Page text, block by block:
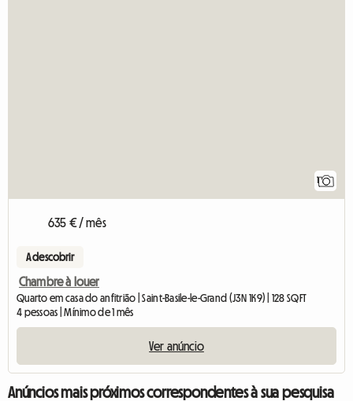
1
635 € / mês
A descobrir
Chambre à louer
Quarto em casa do anfitrião | Saint-Basile-le-Grand (J3N 1K9) | 128 SQFT
4 pessoas | Mínimo de 1 mês
Ver anúncio
Anúncios mais próximos correspondentes à sua pesquisa